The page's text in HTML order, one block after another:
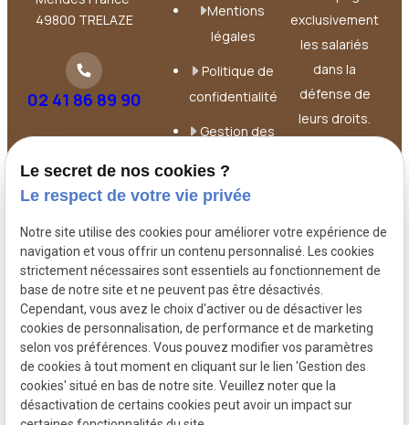
49800 TRELAZE
02 41 86 89 90
Mentions
légales
Politique de
confidentialité
Gestion des
exclusivement
les salariés
dans la
défense de
leurs droits.
Elle intervient à
contrat, litiges,
licenciements,
harcèlement.
Le secret de nos cookies ?
Le respect de votre vie privée
Notre site utilise des cookies pour améliorer votre expérience de
navigation et vous offrir un contenu personnalisé. Les cookies
strictement nécessaires sont essentiels au fonctionnement de
base de notre site et ne peuvent pas être désactivés.
Cependant, vous avez le choix d'activer ou de désactiver les
cookies de personnalisation, de performance et de marketing
selon vos préférences. Vous pouvez modifier vos paramètres
de cookies à tout moment en cliquant sur le lien 'Gestion des
cookies' situé en bas de notre site. Veuillez noter que la
désactivation de certains cookies peut avoir un impact sur